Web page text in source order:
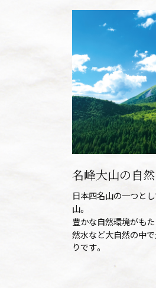
名峰大山の自
日本四名山の一つと
山。
豊かな自然環境がも
然水など大自然の中
りです。